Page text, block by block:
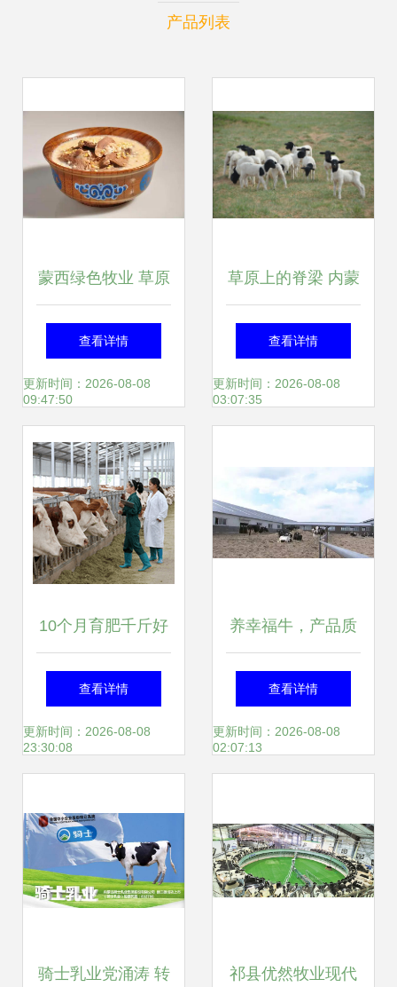
产品列表
蒙西绿色牧业 草原
深处的自然馈赠
查看详情
更新时间：2026-08-08
09:47:50
草原上的脊梁 内蒙
古农牧业产业化龙
头企业的牧业变革
查看详情
更新时间：2026-08-08
03:07:35
10个月育肥千斤好
牛 牧业高效养殖全
攻略
查看详情
更新时间：2026-08-08
23:30:08
养幸福牛，产品质
奶——小兴安岭牧
业的匠心与自然馈
查看详情
更新时间：2026-08-08
02:07:13
骑士乳业党涌涛 转 祁县优然牧业现代